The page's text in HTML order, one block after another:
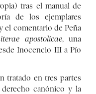
tras el manual de
de los ejemplares
el comentario de Peña
apostolicae, una
Inocencio III a Pío
tratado en tres partes
canónico y la